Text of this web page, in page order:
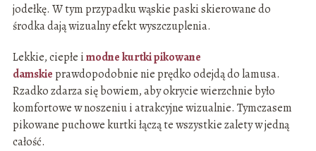
jodełkę. W tym przypadku wąskie paski skierowane do
środka dają wizualny efekt wyszczuplenia.
Lekkie, ciepłe imodne kurtki pikowane
damskie prawdopodobnie nie prędko odejdą do lamusa.
Rzadko zdarza się bowiem, aby okrycie wierzchnie było
komfortowe w noszeniu i atrakcyjne wizualnie. Tymczasem
pikowane puchowe kurtki łączą te wszystkie zalety w jedną
całość.